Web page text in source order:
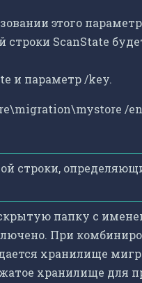
этого
ScanState
и параметр /key.
/
строки,
папку с
При
хранилище
хранилище для